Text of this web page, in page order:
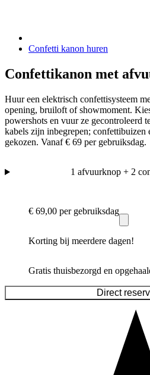
Confetti kanon huren
Confettikanon met
Huur een elektrisch confettisysteem
opening, bruiloft of showmoment.
powershots en vuur ze gecontroleerd
kabels zijn inbegrepen;
gekozen. Vanaf € 69 per gebruiksdag.
1 afvuurknop + 2
€ 69,00 per gebruiksdag
Korting bij meerdere dagen!
Gratis thuisbezorgd en
Direct